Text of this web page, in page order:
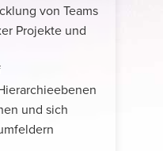
von Teams
Projekte und
und sich